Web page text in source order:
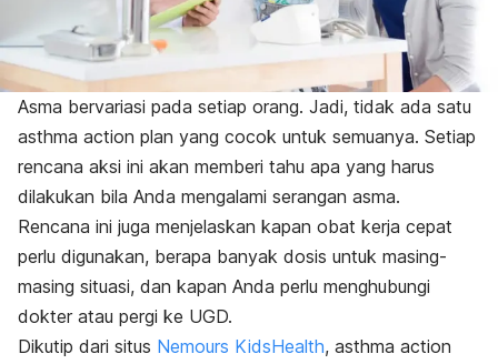
Asma bervariasi pada setiap orang. Jadi, tidak ada satu
asthma action plan yang cocok untuk semuanya. Setiap
rencana aksi ini akan memberi tahu apa yang harus
dilakukan bila Anda mengalami serangan asma.
Rencana ini juga menjelaskan kapan obat kerja cepat
perlu digunakan, berapa banyak dosis untuk masing-
masing situasi, dan kapan Anda perlu menghubungi
dokter atau pergi ke UGD.
Dikutip dari situs Nemours KidsHealth, asthma action